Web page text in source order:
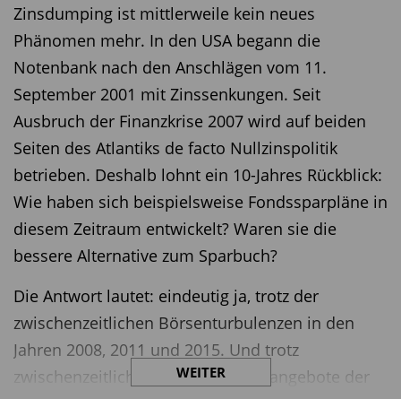
Zinsdumping ist mittlerweile kein neues
Phänomen mehr. In den USA begann die
Notenbank nach den Anschlägen vom 11.
September 2001 mit Zinssenkungen. Seit
Ausbruch der Finanzkrise 2007 wird auf beiden
Seiten des Atlantiks de facto Nullzinspolitik
betrieben. Deshalb lohnt ein 10-Jahres Rückblick:
Wie haben sich beispielsweise Fondssparpläne in
diesem Zeitraum entwickelt? Waren sie die
bessere Alternative zum Sparbuch?
Die Antwort lautet: eindeutig ja, trotz der
zwischenzeitlichen Börsenturbulenzen in den
Jahren 2008, 2011 und 2015. Und trotz
zwischenzeitlich attraktiverer Sparangebote der
WEITER